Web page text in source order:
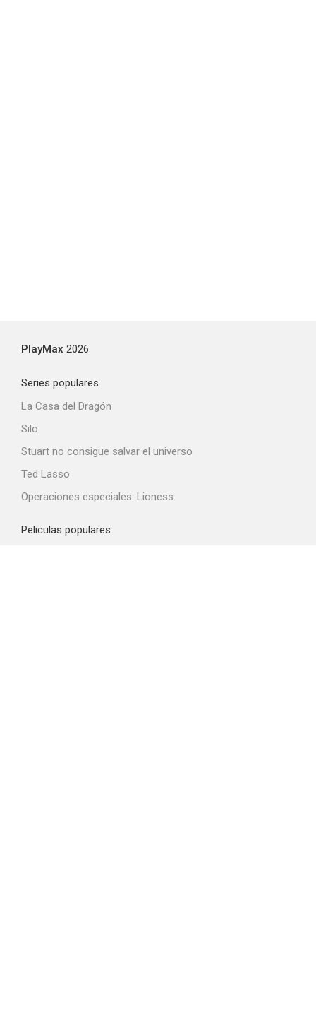
PlayMax 2026
Series populares
La Casa del Dragón
Silo
Stuart no consigue salvar el universo
Ted Lasso
Operaciones especiales: Lioness
Peliculas populares